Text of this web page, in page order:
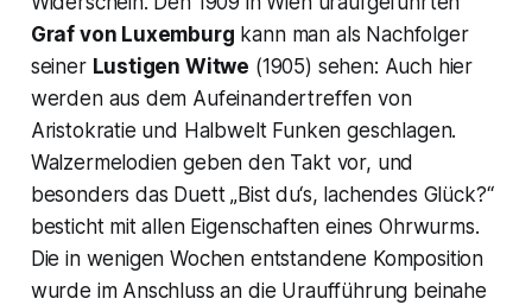
Graf von Luxemburg kann man als Nachfolger
seiner Lustigen Witwe (1905) sehen: Auch hier
werden aus dem Aufeinandertreffen von
Aristokratie und Halbwelt Funken geschlagen.
Walzermelodien geben den Takt vor, und
besonders das Duett„Bist du‘s, lachendes Glück?“
besticht mit allen Eigenschaften eines Ohrwurms.
Die in wenigen Wochen entstandene Komposition
wurde im Anschluss an die Uraufführung beinahe